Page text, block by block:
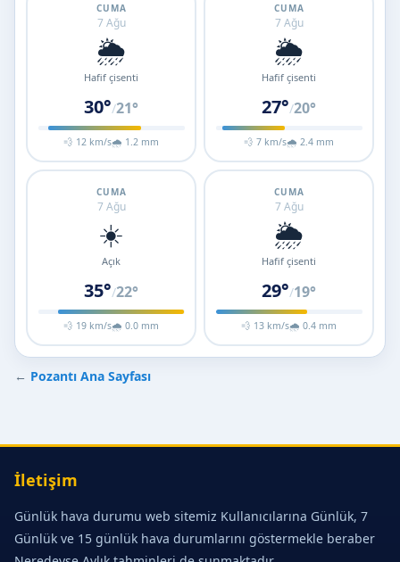
CUMA
7 Ağu
🌦️
Hafif çisenti
30°/21°
💨 12 km/s🌧 1.2 mm
CUMA
7 Ağu
🌦️
Hafif çisenti
27°/20°
💨 7 km/s🌧 2.4 mm
CUMA
7 Ağu
☀️
Açık
35°/22°
💨 19 km/s🌧 0.0 mm
CUMA
7 Ağu
🌦️
Hafif çisenti
29°/19°
💨 13 km/s🌧 0.4 mm
← Pozantı Ana Sayfası
İletişim
Günlük hava durumu web sitemiz Kullanıcılarına Günlük, 7
Günlük ve 15 günlük hava durumlarını göstermekle beraber